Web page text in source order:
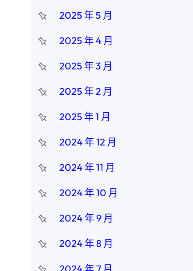
2025 年 5 月
2025 年 4 月
2025 年 3 月
2025 年 2 月
2025 年 1 月
2024 年 12 月
2024 年 11 月
2024 年 10 月
2024 年 9 月
2024 年 8 月